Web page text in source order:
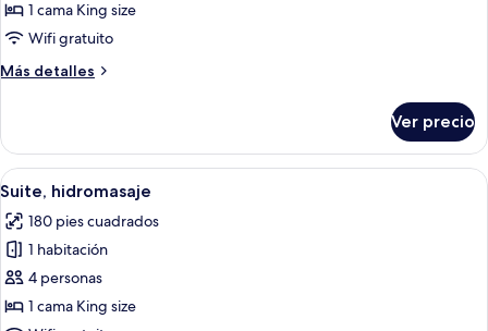
Habitación
individual,
cama
(Barrier
Free)
1 cama King size
Wifi gratuito
Más detalles
Más
individual,
cama
size
(Barrier
Free)
Ver precio
Abrir
todas
las
fotos
de
Suite,
Habitación de hotel con
5
Suite, hidromasaje
180 pies cuadrados
1 habitación
4 personas
1 cama King size